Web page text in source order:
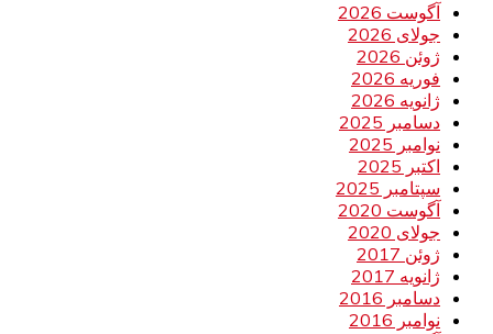
آگوست 2026
جولای 2026
ژوئن 2026
فوریه 2026
ژانویه 2026
دسامبر 2025
نوامبر 2025
اکتبر 2025
سپتامبر 2025
آگوست 2020
جولای 2020
ژوئن 2017
ژانویه 2017
دسامبر 2016
نوامبر 2016